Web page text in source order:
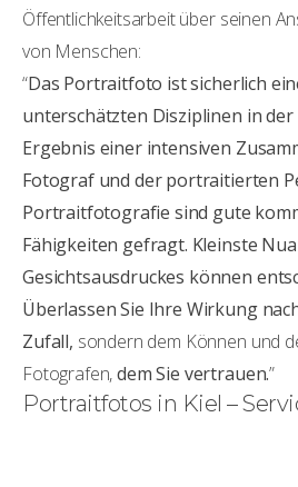
Öffentlichkeitsarbeit über seinen
von Menschen:
“Das Portraitfoto ist sicherlich
unterschätzten Disziplinen in der
Ergebnis einer intensiven
Fotograf und der portraitierten
Portraitfotografie sind gute
Fähigkeiten gefragt. Kleinste
Gesichtsausdruckes können
Überlassen Sie Ihre Wirkung
Zufall, sondern dem Können und
Fotografen,dem Sie vertrauen.”
Portraitfotos in Kiel –